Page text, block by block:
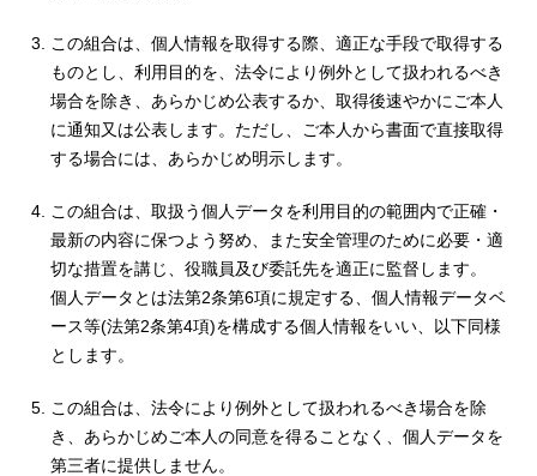
この組合は、個人情報を取得する際、適正な手段で取得する
ものとし、利用目的を、法令により例外として扱われるべき
場合を除き、あらかじめ公表するか、取得後速やかにご本人
に通知又は公表します。ただし、ご本人から書面で直接取得
する場合には、あらかじめ明示します。
この組合は、取扱う個人データを利用目的の範囲内で正確・
最新の内容に保つよう努め、また安全管理のために必要・適
切な措置を講じ、役職員及び委託先を適正に監督します。
個人データとは法第2条第6項に規定する、個人情報データベ
ース等(法第2条第4項)を構成する個人情報をいい、以下同様
とします。
この組合は、法令により例外として扱われるべき場合を除
き、あらかじめご本人の同意を得ることなく、個人データを
第三者に提供しません。